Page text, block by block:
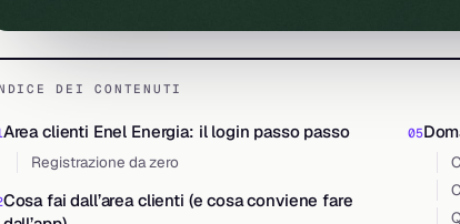
DEI CONTENUTI
Area clienti Enel Energia: il login passo passo
Registrazione da zero
Cosa fai dall’area clienti (e cosa conviene fare